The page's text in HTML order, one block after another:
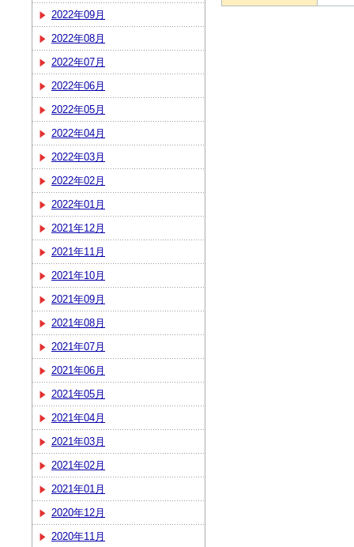
2022年09月
2022年08月
2022年07月
2022年06月
2022年05月
2022年04月
2022年03月
2022年02月
2022年01月
2021年12月
2021年11月
2021年10月
2021年09月
2021年08月
2021年07月
2021年06月
2021年05月
2021年04月
2021年03月
2021年02月
2021年01月
2020年12月
2020年11月